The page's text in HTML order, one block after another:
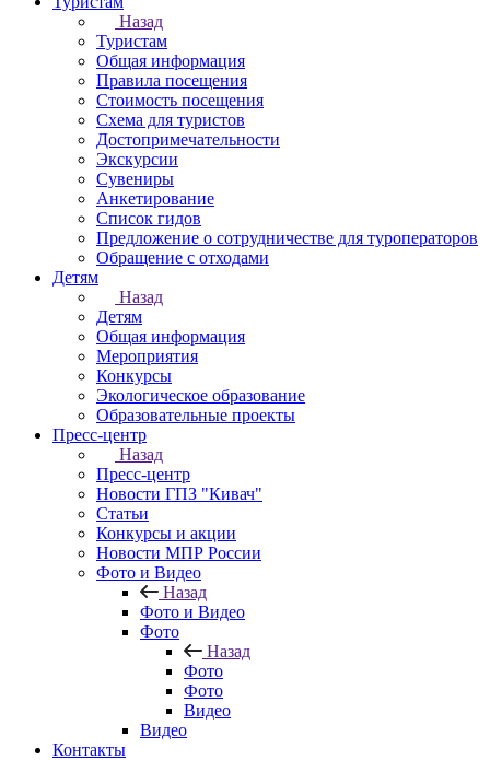
Назад
Туристам
Общая информация
Правила посещения
Стоимость посещения
Схема для туристов
Достопримечательности
Экскурсии
Сувениры
Анкетирование
Список гидов
Предложение о сотрудничестве для туроператоров
Обращение с отходами
Детям
Назад
Детям
Общая информация
Мероприятия
Конкурсы
Экологическое образование
Образовательные проекты
Пресс-центр
Назад
Пресс-центр
Новости ГПЗ "Кивач"
Статьи
Конкурсы и акции
Новости МПР России
Фото и Видео
Назад
Фото и Видео
Фото
Назад
Фото
Фото
Видео
Видео
Контакты